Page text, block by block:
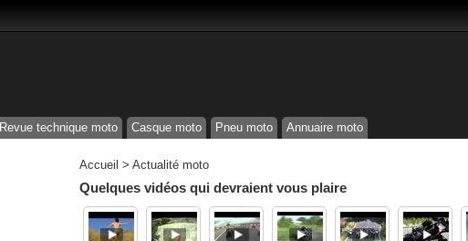
Revue technique moto Casque moto Pneu moto Annuaire moto
Accueil > Actualité moto
Quelques vidéos qui devraient vous plaire